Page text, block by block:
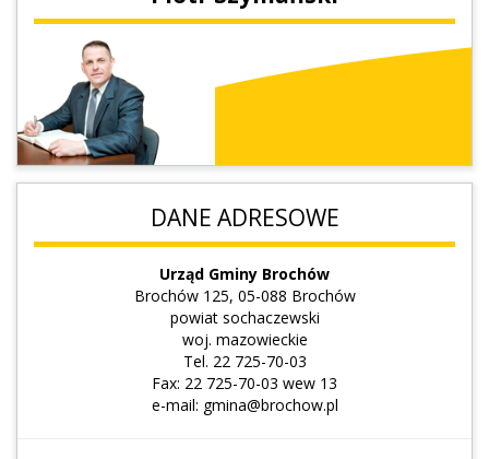
DANE ADRESOWE
Urząd Gminy Brochów
Brochów 125, 05-088 Brochów
powiat sochaczewski
woj. mazowieckie
Tel. 22 725-70-03
Fax: 22 725-70-03 wew 13
e-mail: gmina@brochow.pl